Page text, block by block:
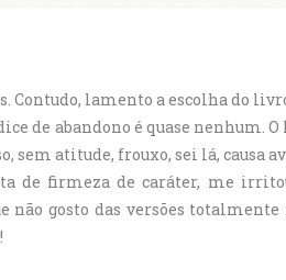
Contudo, lamento a escolha do
de abandono é quase nenhum.
sem atitude, frouxo, sei lá, causa
de firmeza de caráter, me
não gosto das versões